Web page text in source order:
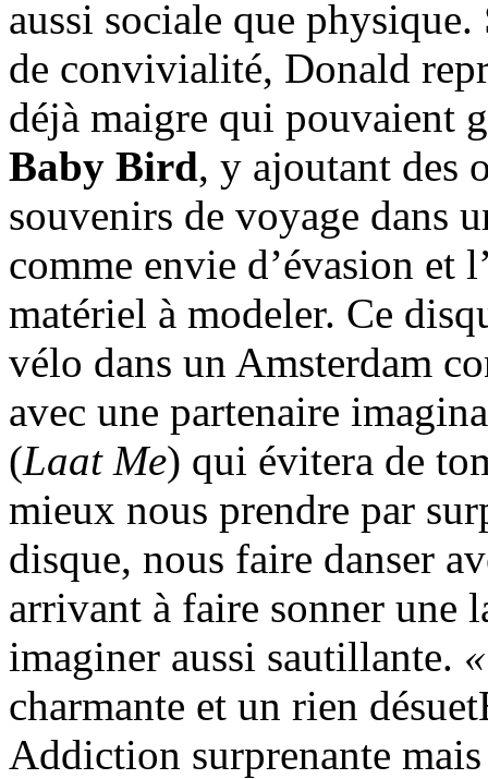
aussi sociale que
de convivialité, Donald
déjà maigre qui pouvaient
Baby Bird, y ajoutant des
souvenirs de voyage dans
comme envie d’évasion et
matériel à modeler. Ce
vélo dans un Amsterdam
avec une partenaire
(Laat Me) qui évitera de
mieux nous prendre par
disque, nous faire danser
arrivant à faire sonner une
imaginer aussi sautillante.
charmante et un rien
Addiction surprenante